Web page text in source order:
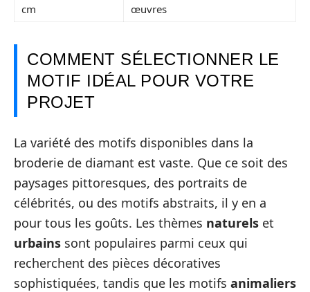
cm
œuvres
COMMENT SÉLECTIONNER LE
MOTIF IDÉAL POUR VOTRE
PROJET
La variété des motifs disponibles dans la
broderie de diamant est vaste. Que ce soit des
paysages pittoresques, des portraits de
célébrités, ou des motifs abstraits, il y en a
pour tous les goûts. Les thèmes naturels et
urbains sont populaires parmi ceux qui
recherchent des pièces décoratives
sophistiquées, tandis que les motifs animaliers